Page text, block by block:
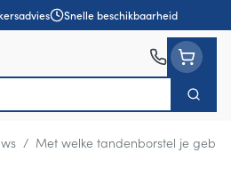
Snelle beschikbaarheid
Zoek
/ Met welke tandenborstel je gebit